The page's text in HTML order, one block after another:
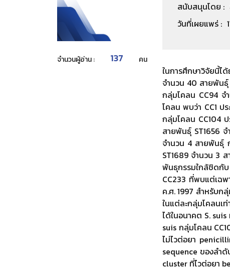
จำนวนผู้อ่าน : 137 คน
สนับสนุนโดย :
วันที่เผยแพร่ :
ในการศึกษาวิจัยนี้
จำนวน 40 สายพัน
กลุ่มโคลน CC94 จ
โคลน พบว่า CC1 ป
กลุ่มโคลน CC104
สายพันธุ์ ST1656
จำนวน 4 สายพันธุ์
ST1689 จำนวน 3
พันธุกรรมใกล้ชิดกับ
CC233 ที่พบแต่เฉพ
ค.ศ. 1997 สำหรับกลุ่
ในแต่ละกลุ่มโคลนเ
ได้ในอนาคต S.
suis กลุ่มโคลน
ไม่ไวต่อยา
sequence ของลำดั
cluster ที่ไวต่อยา